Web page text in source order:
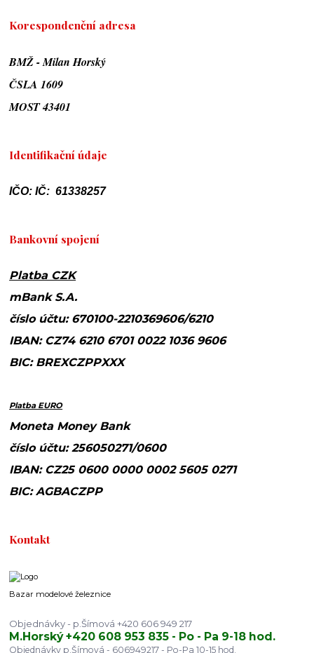
Korespondenční adresa
BMŽ - Milan Horský
ČSLA 1609
MOST 43401
Identifikační údaje
IČO: IČ: 61338257
Bankovní spojení
Platba CZK
mBank S.A.
číslo účtu: 670100-2210369606/6210
IBAN: CZ74 6210 6701 0022 1036 9606
BIC: BREXCZPPXXX
Platba EURO
Moneta Money Bank
číslo účtu: 256050271/0600
IBAN: CZ25 0600 0000 0002 5605 0271
BIC: AGBACZPP
Kontakt
Bazar modelové železnice
Objednávky - p.Šímová +420 606 949 217
M.Horský +420 608 953 835 - Po - Pa 9-18 hod.
Objednávky p.Šímová - 606949217 - Po-Pa 10-15 hod.